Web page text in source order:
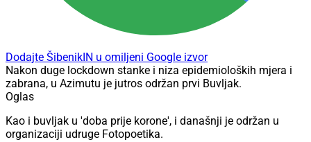
Dodajte ŠibenikIN u omiljeni Google izvor
Nakon duge lockdown stanke i niza epidemioloških mjera i
zabrana, u Azimutu je jutros održan prvi Buvljak.
Oglas
Kao i buvljak u 'doba prije korone', i današnji je održan u
organizaciji udruge Fotopoetika.